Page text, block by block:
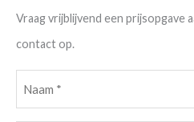
Vraag vrijblijvend een prijsopgave
contact op.
(Vereist)